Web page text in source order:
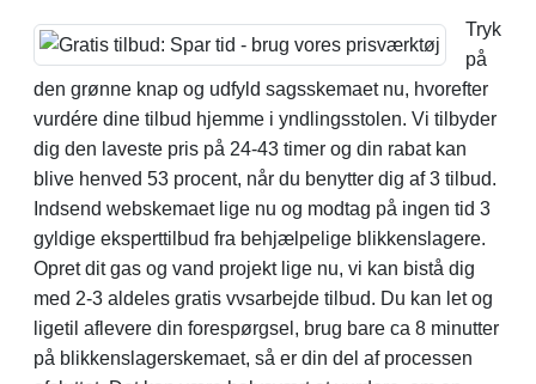
Tryk
på
den grønne knap og udfyld sagsskemaet nu, hvorefter
vurdére dine tilbud hjemme i yndlingsstolen. Vi tilbyder
dig den laveste pris på 24-43 timer og din rabat kan
blive henved 53 procent, når du benytter dig af 3 tilbud.
Indsend webskemaet lige nu og modtag på ingen tid 3
gyldige eksperttilbud fra behjælpelige blikkenslagere.
Opret dit gas og vand projekt lige nu, vi kan bistå dig
med 2-3 aldeles gratis vvsarbejde tilbud. Du kan let og
ligetil aflevere din forespørgsel, brug bare ca 8 minutter
på blikkenslagerskemaet, så er din del af processen